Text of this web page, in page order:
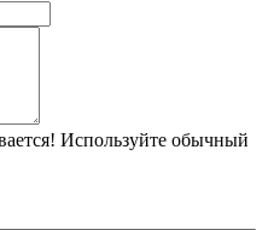
Используйте обычный